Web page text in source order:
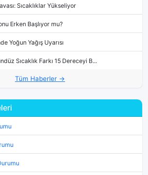
Sıcaklıklar Yükseliyor
Erken Başlıyor mu?
Yoğun Yağış Uyarısı
Sıcaklık Farkı 15 Dereceyi B...
Tüm Haberler →